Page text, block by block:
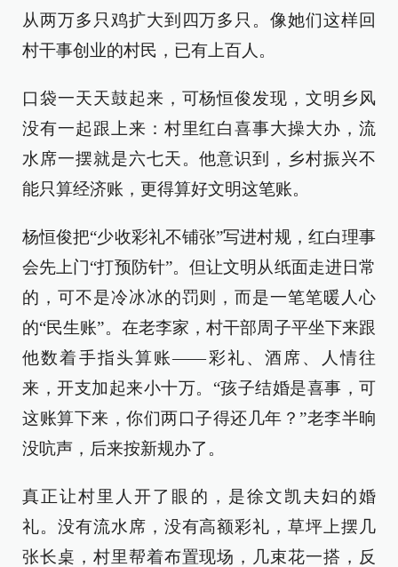
从两万多只鸡扩大到四万多只。像她们这样回
村干事创业的村民，已有上百人。
口袋一天天鼓起来，可杨恒俊发现，文明乡风
没有一起跟上来：村里红白喜事大操大办，流
水席一摆就是六七天。他意识到，乡村振兴不
能只算经济账，更得算好文明这笔账。
杨恒俊把“少收彩礼不铺张”写进村规，红白理事
会先上门“打预防针”。但让文明从纸面走进日常
的，可不是冷冰冰的罚则，而是一笔笔暖人心
的“民生账”。在老李家，村干部周子平坐下来跟
他数着手指头算账——彩礼、酒席、人情往
来，开支加起来小十万。“孩子结婚是喜事，可
这账算下来，你们两口子得还几年？”老李半晌
没吭声，后来按新规办了。
真正让村里人开了眼的，是徐文凯夫妇的婚
礼。没有流水席，没有高额彩礼，草坪上摆几
张长桌，村里帮着布置现场，几束花一搭，反